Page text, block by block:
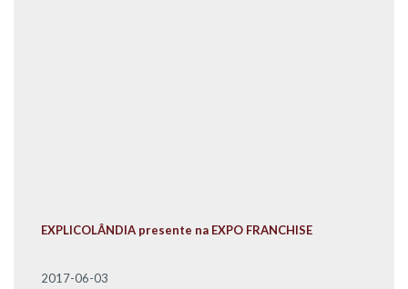
EXPLICOLÂNDIA presente na EXPO FRANCHISE
2017-06-03